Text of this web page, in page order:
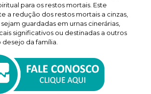
para os restos mortais. Este
a redução dos restos mortais a cinzas,
guardadas em urnas cinerárias,
significativos ou destinadas a outros
da família.